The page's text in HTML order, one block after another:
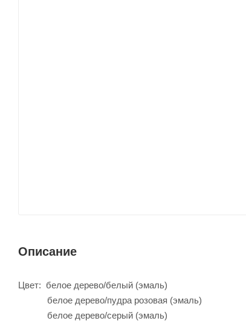
Описание
Цвет: белое дерево/белый (эмаль)
белое дерево/пудра розовая (эмаль)
белое дерево/серый (эмаль)